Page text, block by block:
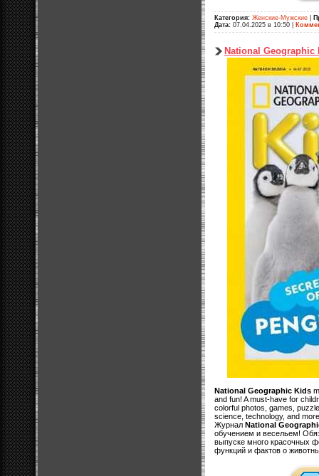
Категория: Женские-Мужские
Дата: 07.04.2025 в 10:50
National Geographic
National Geographic Kids
and fun! A must-have for
colorful photos, games,
science, technology, and
Журнал National
обучением и весельем!
выпуске много красочных
функций и фактов о